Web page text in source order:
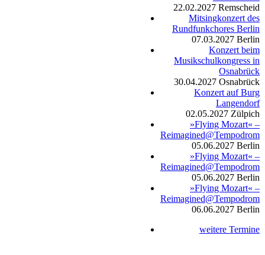
22.02.2027 Remscheid
Mitsingkonzert des
Rundfunkchores Berlin
07.03.2027 Berlin
Konzert beim
Musikschulkongress in
Osnabrück
30.04.2027 Osnabrück
Konzert auf Burg
Langendorf
02.05.2027 Zülpich
»Flying Mozart« –
Reimagined@Tempodrom
05.06.2027 Berlin
»Flying Mozart« –
Reimagined@Tempodrom
05.06.2027 Berlin
»Flying Mozart« –
Reimagined@Tempodrom
06.06.2027 Berlin
weitere Termine